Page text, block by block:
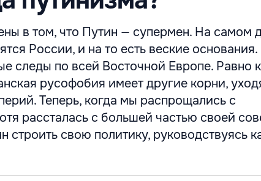
в том, что Путин — супермен. На самом
России, и на то есть веские основания.
следы по всей Восточной Европе. Равно
русофобия имеет другие корни,
Теперь, когда мы распрощались с
рассталась с большей частью своей
строить свою политику, руководствуясь